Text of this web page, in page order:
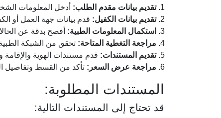
تقديم بيانات مقدم الطلب: أدخل المعلومات
تقديم بيانات الكفيل: قدم بيانات جهة العمل أو
استكمال المعلومات الطبية: أفصح بدقة عن
مراجعة التغطية المتاحة: تحقق من الشبكة
تقديم المستندات: قدم مستندات الهوية والإقامة
مراجعة عرض السعر: تأكد من القسط وتفاصيل
المستندات المطلوبة:
قد تحتاج إلى المستندات التالية: